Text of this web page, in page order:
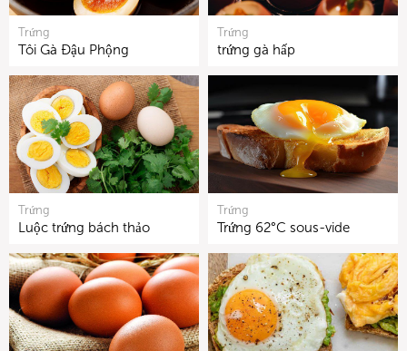
Trứng
Tôi Gà Đậu Phộng
Trứng
trứng gà hấp
Trứng
Luộc trứng bách thảo
Trứng
Trứng 62°C sous-vide